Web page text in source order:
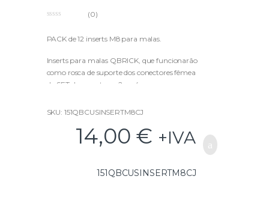
u
f
(0)
PACK de 12 inserts M8 para malas.
Inserts para malas QBRICK, que funcionarão
como rosca de suporte dos conectores fêmea
do SET de conectores 2 ou 4, que por sua vez
conectores macho e ganchos.
SKU: 151QBCUSINSERTM8CJ
14,00 € +IVA
151QBCUSINSERTM8CJ